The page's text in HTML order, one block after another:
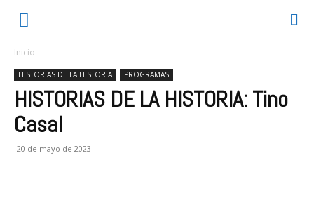
Inicio
HISTORIAS DE LA HISTORIA PROGRAMAS
HISTORIAS DE LA HISTORIA: Tino
Casal
20 de mayo de 2023